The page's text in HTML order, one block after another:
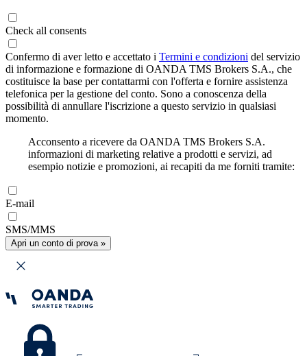
Check all consents
Confermo di aver letto e accettato i Termini e condizioni del servizio
di informazione e formazione di OANDA TMS Brokers S.A., che
costituisce la base per contattarmi con l'offerta e fornire assistenza
telefonica per la gestione del conto. Sono a conoscenza della
possibilità di annullare l'iscrizione a questo servizio in qualsiasi
momento.
Acconsento a ricevere da OANDA TMS Brokers S.A.
informazioni di marketing relative a prodotti e servizi, ad
esempio notizie e promozioni, ai recapiti da me forniti tramite:
E-mail
SMS/MMS
Apri un conto di prova »